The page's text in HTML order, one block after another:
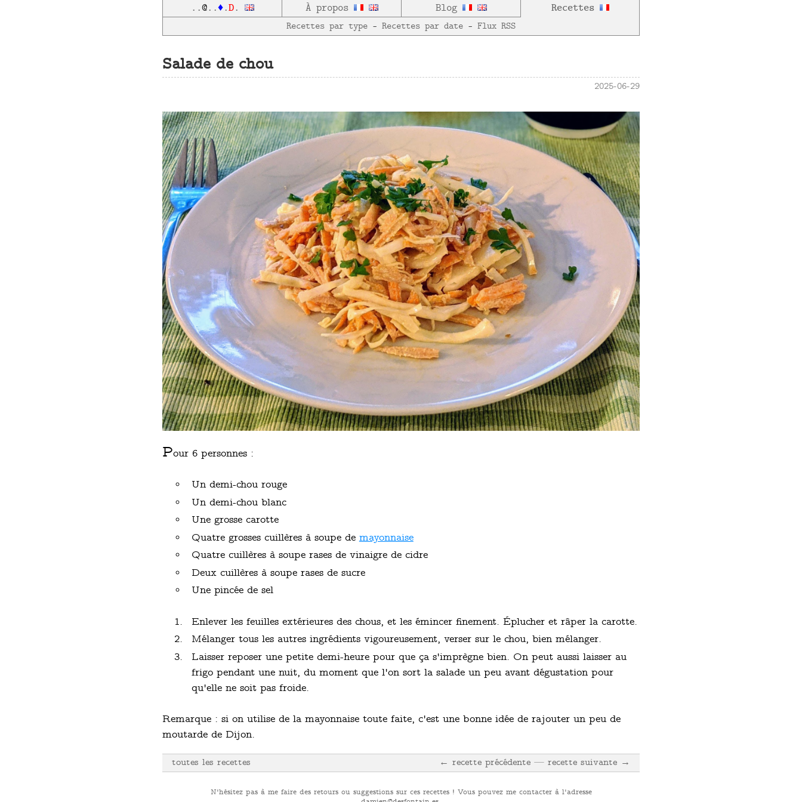
..@..♦.D. À propos Blog Recettes
Recettes par type — Recettes par date — Flux RSS
Salade de chou
2025-06-29
Pour 6 personnes :
Un demi-chou rouge
Un demi-chou blanc
Une grosse carotte
Quatre grosses cuillères à soupe demayonnaise
Quatre cuillères à soupe rases de vinaigre de cidre
Deux cuillères à soupe rases de sucre
Une pincée de sel
Enlever les feuilles extérieures des chous, et les émincer finement. Éplucher et râper la carotte.
Mélanger tous les autres ingrédients vigoureusement, verser sur le chou, bien mélanger.
Laisser reposer une petite demi-heure pour que ça s'imprègne bien. On peut aussi laisser au
frigo pendant une nuit, du moment que l'on sort la salade un peu avant dégustation pour
qu'elle ne soit pas froide.
Remarque : si on utilise de la mayonnaise toute faite, c'est une bonne idée de rajouter un peu de
moutarde de Dijon.
← recette précédente recette suivante →
toutes les recettes
N'hésitez pas à me faire des retours ou suggestions sur ces recettes ! Vous pouvez me contacter à l'adresse